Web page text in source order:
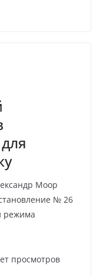
Моор
№ 26
режима
просмотров